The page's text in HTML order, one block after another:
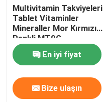
Multivitamin Takviyeleri
Tablet Vitaminler
Mineraller Mor Kırmızı
Renkli MT9G
En iyi fiyat
Bize ulaşın